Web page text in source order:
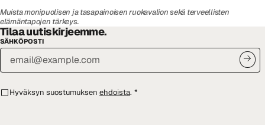
Muista monipuolisen ja tasapainoisen ruokavalion sekä terveellisten
elämäntapojen tärkeys.
Tilaa uutiskirjeemme.
SÄHKÖPOSTI
Hyväksyn suostumuksen ehdoista. *